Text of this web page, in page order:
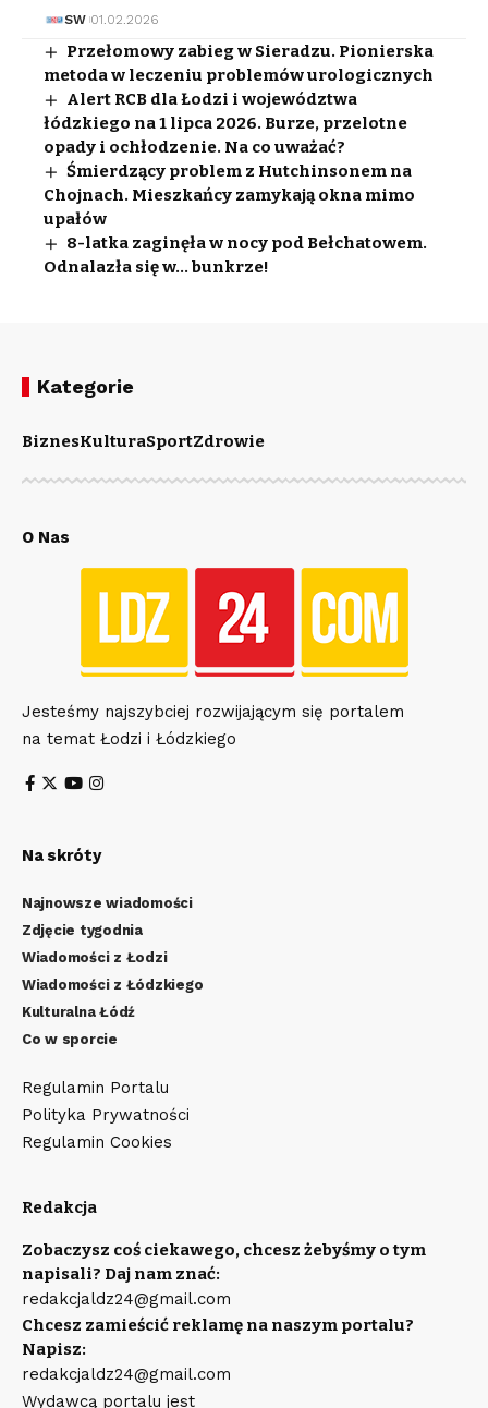
SW 01.02.2026
Przełomowy zabieg w Sieradzu. Pionierska
metoda w leczeniu problemów urologicznych
Alert RCB dla Łodzi i województwa
łódzkiego na 1 lipca 2026. Burze, przelotne
opady i ochłodzenie. Na co uważać?
Śmierdzący problem z Hutchinsonem na
Chojnach. Mieszkańcy zamykają okna mimo
upałów
8-latka zaginęła w nocy pod Bełchatowem.
Odnalazła się w… bunkrze!
Kategorie
BiznesKulturaSportZdrowie
O Nas
Jesteśmy najszybciej rozwijającym się portalem
na temat Łodzi i Łódzkiego
Na skróty
Najnowsze wiadomości
Zdjęcie tygodnia
Wiadomości z Łodzi
Wiadomości z Łódzkiego
Kulturalna Łódź
Co w sporcie
Regulamin Portalu
Polityka Prywatności
Regulamin Cookies
Redakcja
Zobaczysz coś ciekawego, chcesz żebyśmy o tym
napisali? Daj nam znać:
redakcjaldz24@gmail.com
Chcesz zamieścić reklamę na naszym portalu?
Napisz:
redakcjaldz24@gmail.com
Wydawcą portalu jest